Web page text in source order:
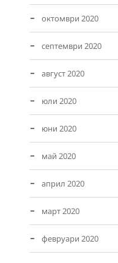
октомври 2020
септември 2020
август 2020
юли 2020
юни 2020
май 2020
април 2020
март 2020
февруари 2020